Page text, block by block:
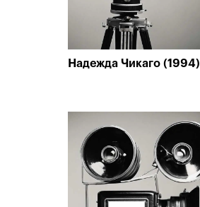
Надежда Чикаго (1994)